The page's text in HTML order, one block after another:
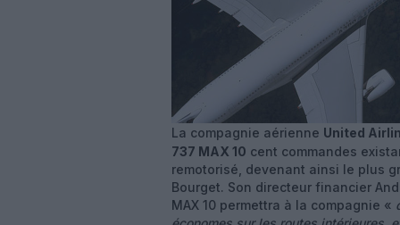
La compagnie aérienne United
737 MAX 10 cent commandes
remotorisé, devenant ainsi le plus
Bourget. Son directeur financier
MAX 10 permettra à la compagnie «